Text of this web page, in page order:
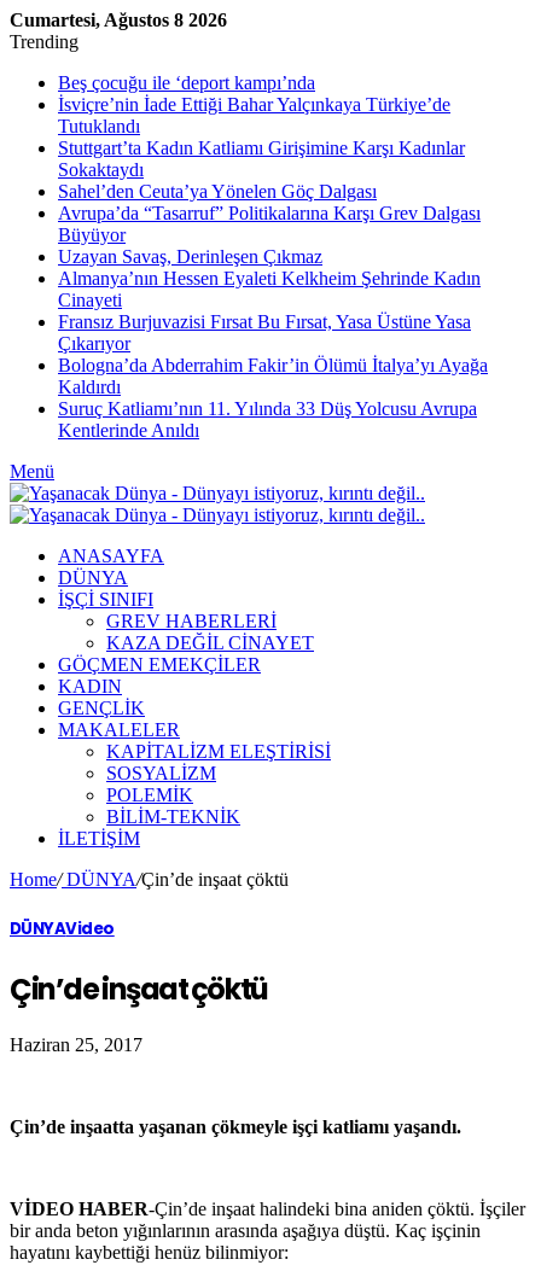
Cumartesi, Ağustos 8 2026
Trending
Beş çocuğu ile ‘deport kampı’nda
İsviçre’nin İade Ettiği Bahar Yalçınkaya Türkiye’de
Tutuklandı
Stuttgart’ta Kadın Katliamı Girişimine Karşı Kadınlar
Sokaktaydı
Sahel’den Ceuta’ya Yönelen Göç Dalgası
Avrupa’da “Tasarruf” Politikalarına Karşı Grev Dalgası
Büyüyor
Uzayan Savaş, Derinleşen Çıkmaz
Almanya’nın Hessen Eyaleti Kelkheim Şehrinde Kadın
Cinayeti
Fransız Burjuvazisi Fırsat Bu Fırsat, Yasa Üstüne Yasa
Çıkarıyor
Bologna’da Abderrahim Fakir’in Ölümü İtalya’yı Ayağa
Kaldırdı
Suruç Katliamı’nın 11. Yılında 33 Düş Yolcusu Avrupa
Kentlerinde Anıldı
Menü
ANASAYFA
DÜNYA
İŞÇİ SINIFI
GREV HABERLERİ
KAZA DEĞİL CİNAYET
GÖÇMEN EMEKÇİLER
KADIN
GENÇLİK
MAKALELER
KAPİTALİZM ELEŞTİRİSİ
SOSYALİZM
POLEMİK
BİLİM-TEKNİK
ILETIŞIM
Home/DÜNYA/Çin’de inşaat çöktü
DÜNYAVideo
Çin’de inşaat çöktü
Haziran 25, 2017
Çin’de inşaatta yaşanan çökmeyle işçi katliamı yaşandı.
VİDEO HABER-Çin’de inşaat halindeki bina aniden çöktü. İşçiler
bir anda beton yığınlarının arasında aşağıya düştü. Kaç işçinin
hayatını kaybettiği henüz bilinmiyor: